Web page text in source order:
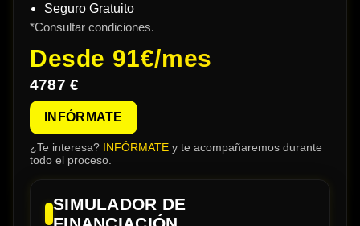
Seguro Gratuito
*Consultar condiciones.
Desde 91€/mes
4787 €
INFÓRMATE
¿Te interesa? INFÓRMATE y te acompañaremos durante
todo el proceso.
SIMULADOR DE